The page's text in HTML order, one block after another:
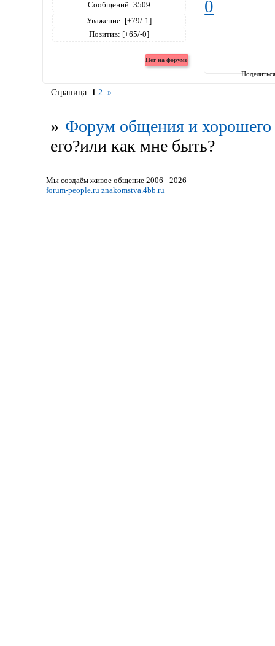
Сообщений: 3509
Уважение: [+79/-1]
Позитив: [+65/-0]
0
Страница: 1 2 »
» Форум общения и хорошего
его?или как мне быть?
Мы создаём живое общение 2006 - 2026
forum-people.ru znakomstva.4bb.ru